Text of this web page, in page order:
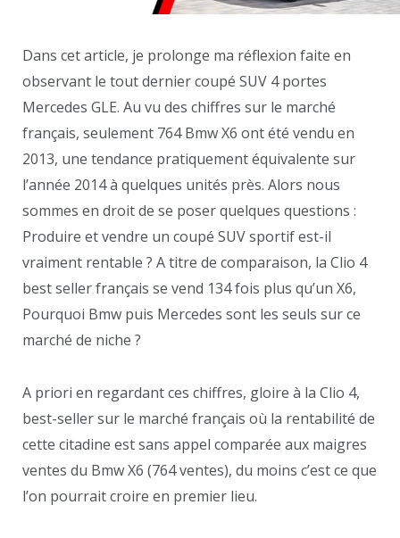
Dans cet article, je prolonge ma réflexion faite en
observant le tout dernier coupé SUV 4 portes
Mercedes GLE. Au vu des chiffres sur le marché
français, seulement 764 Bmw X6 ont été vendu en
2013, une tendance pratiquement équivalente sur
l’année 2014 à quelques unités près. Alors nous
sommes en droit de se poser quelques questions :
Produire et vendre un coupé SUV sportif est-il
vraiment rentable ? A titre de comparaison, la Clio 4
best seller français se vend 134 fois plus qu’un X6,
Pourquoi Bmw puis Mercedes sont les seuls sur ce
marché de niche ?
A priori en regardant ces chiffres, gloire à la Clio 4,
best-seller sur le marché français où la rentabilité de
cette citadine est sans appel comparée aux maigres
ventes du Bmw X6 (764 ventes), du moins c’est ce que
l’on pourrait croire en premier lieu.